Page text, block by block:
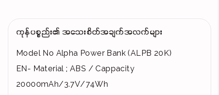
ကုန်ပစ္စည်း၏ အသေးစိတ်အချက်အလက်များ
Model No Alpha Power Bank (ALPB 20K)
EN- Material ; ABS / Cappacity
20000mAh/3.7V/74Wh